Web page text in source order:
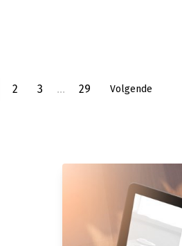
2 3 … 29 Volgende